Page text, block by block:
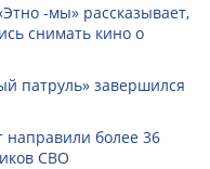
-мы» рассказывает,
снимать кино о
патруль» завершился
направили более 36
СВО